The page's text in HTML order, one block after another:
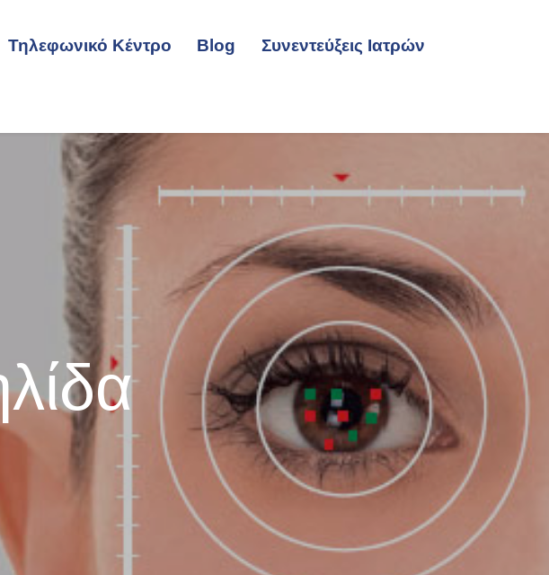
Τηλεφωνικό Κέντρο Blog Συνεντεύξεις Ιατρών